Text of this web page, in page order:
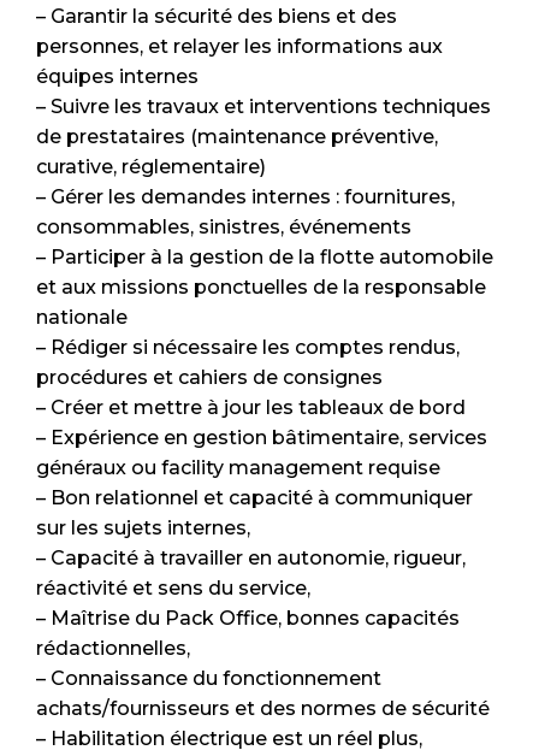
– Garantir la sécurité des biens et des
personnes, et relayer les informations aux
équipes internes
– Suivre les travaux et interventions techniques
de prestataires (maintenance préventive,
curative, réglementaire)
– Gérer les demandes internes : fournitures,
consommables, sinistres, événements
– Participer à la gestion de la flotte automobile
et aux missions ponctuelles de la responsable
nationale
– Rédiger si nécessaire les comptes rendus,
procédures et cahiers de consignes
– Créer et mettre à jour les tableaux de bord
– Expérience en gestion bâtimentaire, services
généraux ou facility management requise
– Bon relationnel et capacité à communiquer
sur les sujets internes,
– Capacité à travailler en autonomie, rigueur,
réactivité et sens du service,
– Maîtrise du Pack Office, bonnes capacités
rédactionnelles,
– Connaissance du fonctionnement
achats/fournisseurs et des normes de sécurité
– Habilitation électrique est un réel plus,